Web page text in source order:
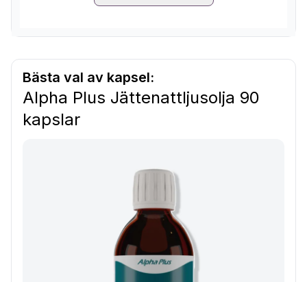
Bästa val av kapsel:
Alpha Plus Jättenattljusolja 90
kapslar